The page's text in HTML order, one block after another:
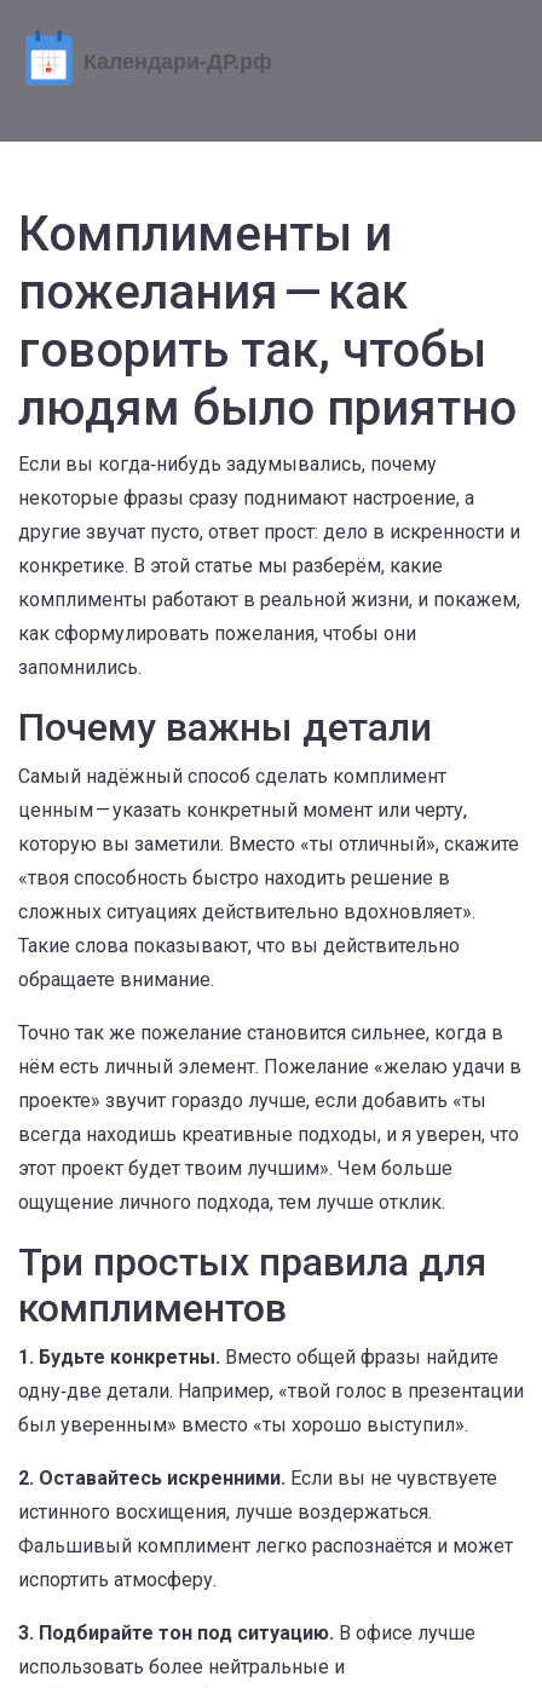
Комплименты и
пожелания — как
говорить так, чтобы
людям было приятно
Если вы когда‑нибудь задумывались, почему
некоторые фразы сразу поднимают настроение, а
другие звучат пусто, ответ прост: дело в искренности и
конкретике. В этой статье мы разберём, какие
комплименты работают в реальной жизни, и покажем,
как сформулировать пожелания, чтобы они
запомнились.
Почему важны детали
Самый надёжный способ сделать комплимент
ценным — указать конкретный момент или черту,
которую вы заметили. Вместо «ты отличный», скажите
«твоя способность быстро находить решение в
сложных ситуациях действительно вдохновляет».
Такие слова показывают, что вы действительно
обращаете внимание.
Точно так же пожелание становится сильнее, когда в
нём есть личный элемент. Пожелание «желаю удачи в
проекте» звучит гораздо лучше, если добавить «ты
всегда находишь креативные подходы, и я уверен, что
этот проект будет твоим лучшим». Чем больше
ощущение личного подхода, тем лучше отклик.
Три простых правила для
комплиментов
1. Будьте конкретны. Вместо общей фразы найдите
одну‑две детали. Например, «твой голос в презентации
был уверенным» вместо «ты хорошо выступил».
2. Оставайтесь искренними. Если вы не чувствуете
истинного восхищения, лучше воздержаться.
Фальшивый комплимент легко распознаётся и может
испортить атмосферу.
3. Подбирайте тон под ситуацию. В офисе лучше
использовать более нейтральные и